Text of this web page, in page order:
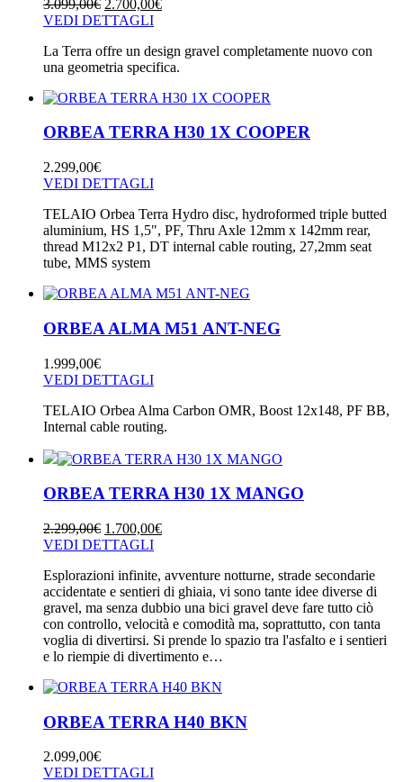
3.099,00€ 2.700,00€
VEDI DETTAGLI
La Terra offre un design gravel completamente nuovo con
una geometria specifica.
ORBEA TERRA H30 1X COOPER
2.299,00€
VEDI DETTAGLI
TELAIO Orbea Terra Hydro disc, hydroformed triple butted
aluminium, HS 1,5", PF, Thru Axle 12mm x 142mm rear,
thread M12x2 P1, DT internal cable routing, 27,2mm seat
tube, MMS system
ORBEA ALMA M51 ANT-NEG
1.999,00€
VEDI DETTAGLI
TELAIO Orbea Alma Carbon OMR, Boost 12x148, PF BB,
Internal cable routing.
ORBEA TERRA H30 1X MANGO
2.299,00€ 1.700,00€
VEDI DETTAGLI
Esplorazioni infinite, avventure notturne, strade secondarie
accidentate e sentieri di ghiaia, vi sono tante idee diverse di
gravel, ma senza dubbio una bici gravel deve fare tutto ciò
con controllo, velocità e comodità ma, soprattutto, con tanta
voglia di divertirsi. Si prende lo spazio tra l'asfalto e i sentieri
e lo riempie di divertimento e…
ORBEA TERRA H40 BKN
2.099,00€
VEDI DETTAGLI